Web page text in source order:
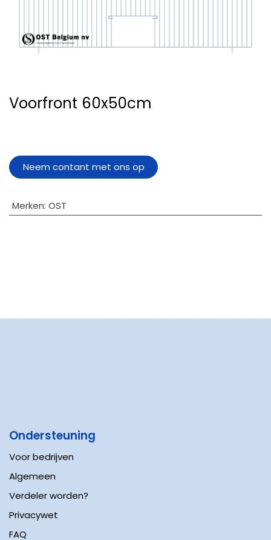
Voorfront 60x50cm
Neem contant met ons op
Merken: OST
Ondersteuning
Voor bedrijven
Algemeen
Verdeler worden?
Privacywet
FAQ